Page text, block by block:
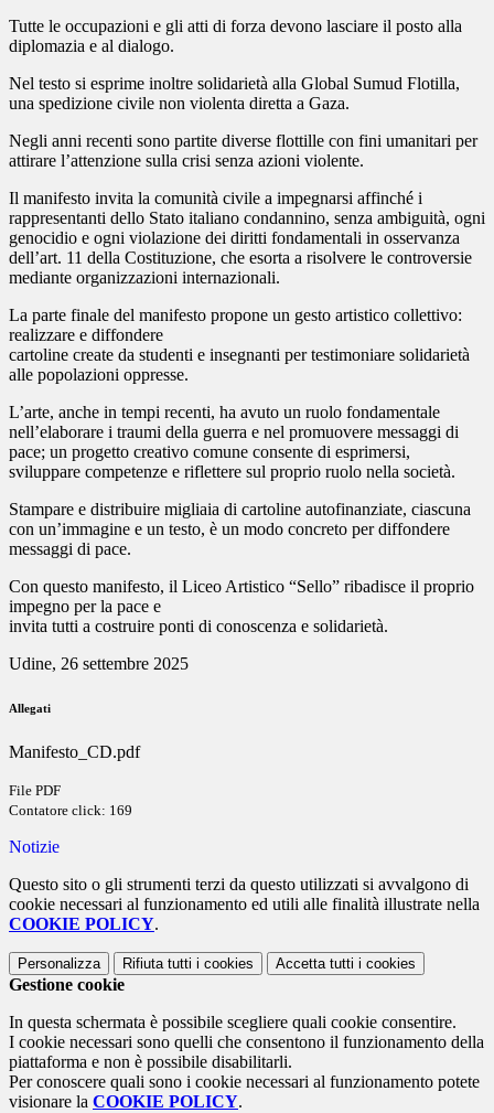
Tutte le occupazioni e gli atti di forza devono lasciare il posto alla
diplomazia e al dialogo.
Nel testo si esprime inoltre solidarietà alla Global Sumud Flotilla,
una spedizione civile non violenta diretta a Gaza.
Negli anni recenti sono partite diverse flottille con fini umanitari per
attirare l’attenzione sulla crisi senza azioni violente.
Il manifesto invita la comunità civile a impegnarsi affinché i
rappresentanti dello Stato italiano condannino, senza ambiguità, ogni
genocidio e ogni violazione dei diritti fondamentali in osservanza
dell’art. 11 della Costituzione, che esorta a risolvere le controversie
mediante organizzazioni internazionali.
La parte finale del manifesto propone un gesto artistico collettivo:
realizzare e diffondere
cartoline create da studenti e insegnanti per testimoniare solidarietà
alle popolazioni oppresse.
L’arte, anche in tempi recenti, ha avuto un ruolo fondamentale
nell’elaborare i traumi della guerra e nel promuovere messaggi di
pace; un progetto creativo comune consente di esprimersi,
sviluppare competenze e riflettere sul proprio ruolo nella società.
Stampare e distribuire migliaia di cartoline autofinanziate, ciascuna
con un’immagine e un testo, è un modo concreto per diffondere
messaggi di pace.
Con questo manifesto, il Liceo Artistico “Sello” ribadisce il proprio
impegno per la pace e
invita tutti a costruire ponti di conoscenza e solidarietà.
Udine, 26 settembre 2025
Allegati
Manifesto_CD.pdf
File PDF
Contatore click: 169
Notizie
Questo sito o gli strumenti terzi da questo utilizzati si avvalgono di
cookie necessari al funzionamento ed utili alle finalità illustrate nella
COOKIE POLICY.
Personalizza Rifiuta tutti i cookies Accetta tutti i cookies
Gestione cookie
In questa schermata è possibile scegliere quali cookie consentire.
I cookie necessari sono quelli che consentono il funzionamento della
piattaforma e non è possibile disabilitarli.
Per conoscere quali sono i cookie necessari al funzionamento potete
visionare la COOKIE POLICY.